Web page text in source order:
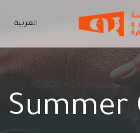
العربية
Summer